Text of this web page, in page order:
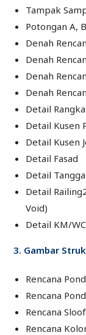
Tampak
Potongan A,
Denah
Denah
Denah
Denah
Detail
Detail Kusen
Detail Kusen
Detail Fasad
Detail Tangga
Detail
Void)
Detail KM/
3. Gambar
Rencana
Rencana
Rencana Sloof
Rencana